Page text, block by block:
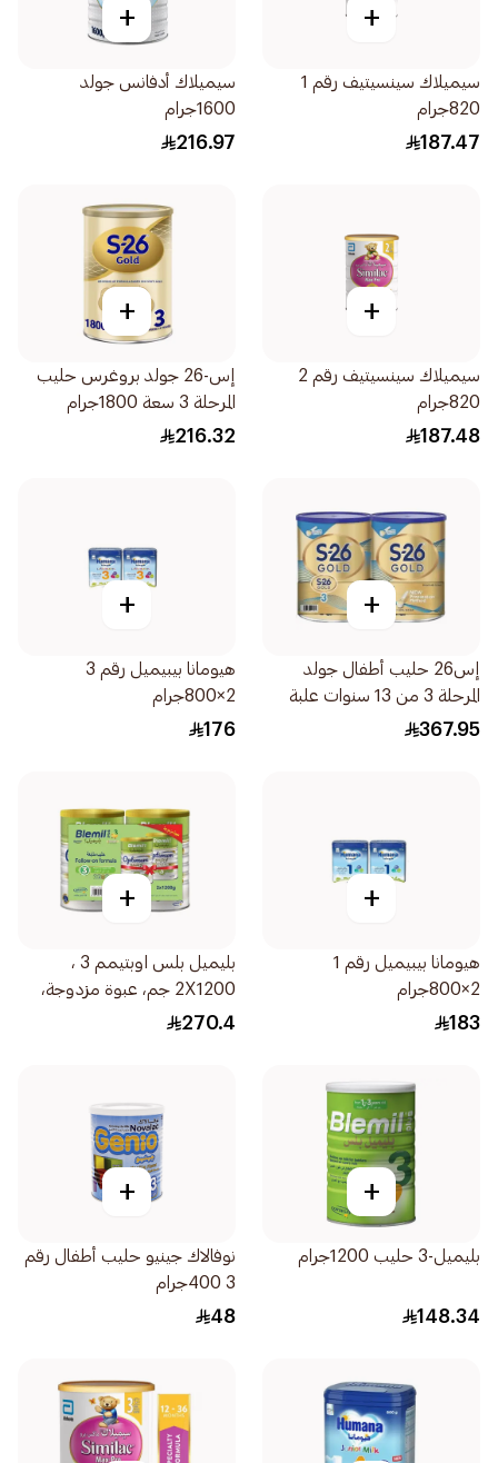
+
سيميلاك سينسيتيف رقم 1
820جرام
187.47
+
سيميلاك أدفانس جولد
1600جرام
216.97
+
سيميلاك سينسيتيف رقم 2
820جرام
187.48
+
إس-26 جولد بروغرس حليب
المرحلة 3 سعة 1800جرام
216.32
+
إس26 حليب أطفال جولد
المرحلة 3 من 13 سنوات علبة
مزدوجة 2×1.8كيلو
367.95
+
هيومانا بيبيميل رقم 3
2×800جرام
176
+
هيومانا بيبيميل رقم 1
2×800جرام
183
+
بليميل بلس اوبتيمم 3 ،
2X1200 جم، عبوة مزدوجة،
من 1-3 سنوات 2علبة
270.4
+
بليميل-3 حليب 1200جرام
148.34
+
نوفالاك جينيو حليب أطفال رقم
3 400جرام
48